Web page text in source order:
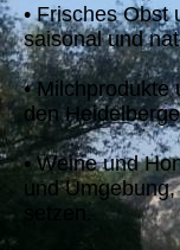
• Frisches Obst
saisonal und
• Milchprodukte
den
• Weine und
und
setzen.